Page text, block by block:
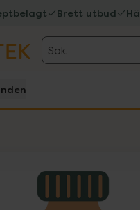
Brett utbud
Sök
Innehåller 1 objekt.